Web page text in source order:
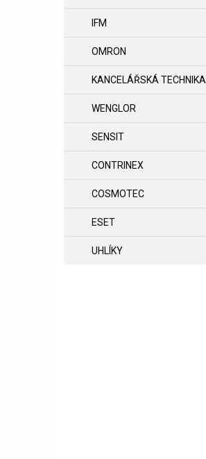
IFM
OMRON
KANCELÁŘSKÁ TECHNIKA
WENGLOR
SENSIT
CONTRINEX
COSMOTEC
ESET
UHLÍKY